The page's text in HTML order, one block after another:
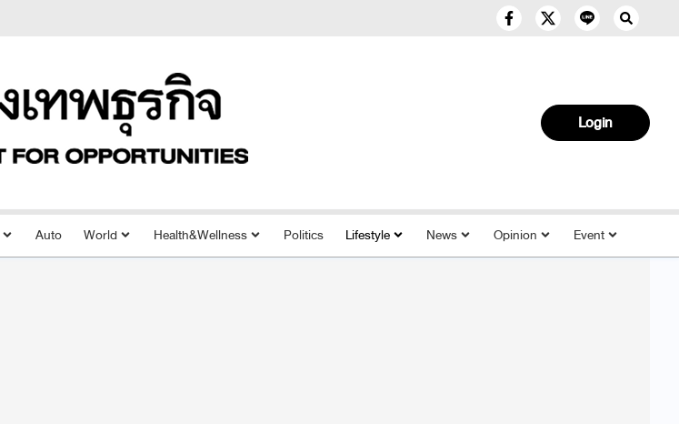
Login
Auto World Health&Wellness Politics Lifestyle News Opinion Event